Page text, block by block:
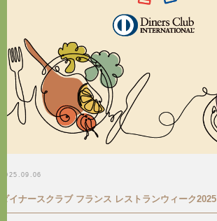
PATISSERIE
パティスリー
CAFE
お休みのご案内
2025.09.06
ダイナースクラブ フランス レストランウィーク2025